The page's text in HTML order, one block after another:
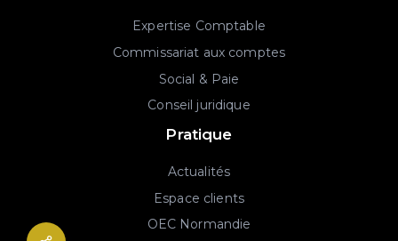
Expertise Comptable
Commissariat aux comptes
Social & Paie
Conseil juridique
Pratique
Actualités
Espace clients
OEC Normandie